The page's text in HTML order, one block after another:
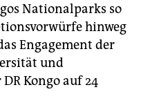
Nationalparks so
hinweg
Engagement der
und
Kongo auf 24